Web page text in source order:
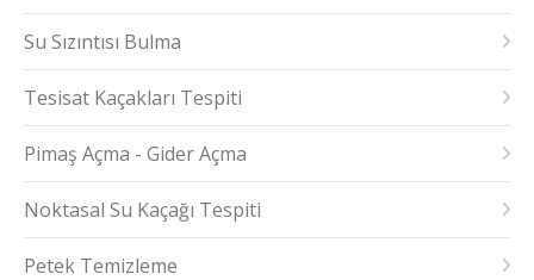
Su Sızıntısı Bulma
Tesisat Kaçakları Tespiti
Pimaş Açma - Gider Açma
Noktasal Su Kaçağı Tespiti
Petek Temizleme